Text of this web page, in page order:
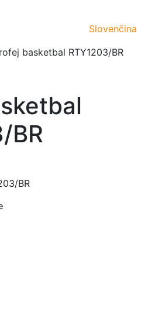
Slovenčina
basketbal RTY1203/BR
BR
BR